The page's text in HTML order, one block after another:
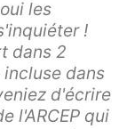
les
!
dans 2
dans
d'écrire
l'ARCEP qui